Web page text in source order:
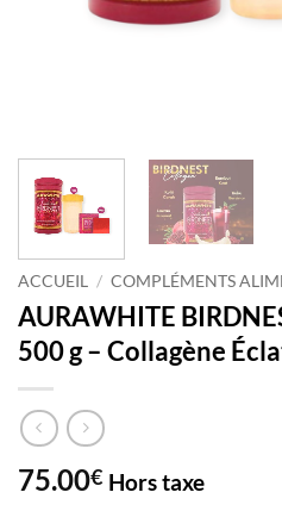
ACCUEIL / COMPLÉMENTS
AURAWHITE
500 g – Collagène
75.00€ Hors taxe